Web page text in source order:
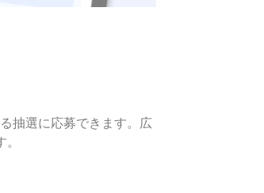
抽選に応募できます。広